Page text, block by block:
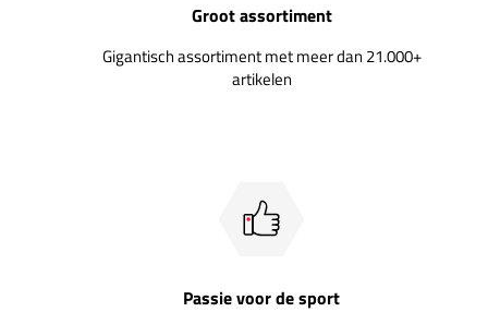
Groot assortiment
Gigantisch assortiment met meer dan 21.000+
artikelen
Passie voor de sport